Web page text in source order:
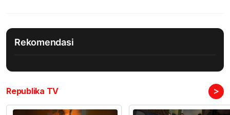
Rekomendasi
Republika TV >